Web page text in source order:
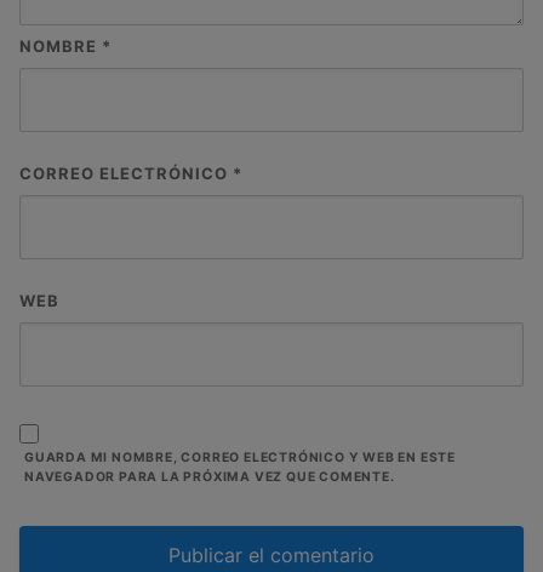
NOMBRE *
CORREO ELECTRÓNICO *
WEB
GUARDA MI NOMBRE, CORREO ELECTRÓNICO Y WEB EN ESTE
NAVEGADOR PARA LA PRÓXIMA VEZ QUE COMENTE.